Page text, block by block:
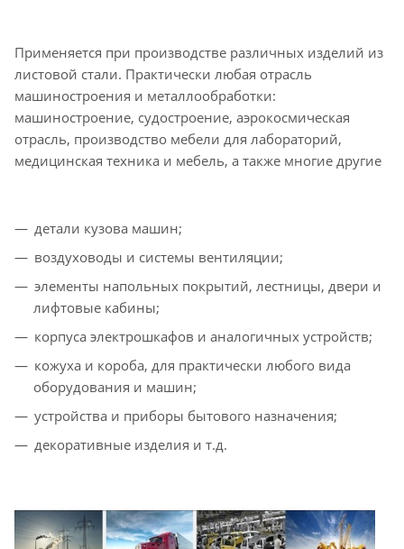
Применяется при производстве различных изделий из
листовой стали. Практически любая отрасль
машиностроения и металлообработки:
машиностроение, судостроение, аэрокосмическая
отрасль, производство мебели для лабораторий,
медицинская техника и мебель, а также многие другие
детали кузова машин;
воздуховоды и системы вентиляции;
элементы напольных покрытий, лестницы, двери и
лифтовые кабины;
корпуса электрошкафов и аналогичных устройств;
кожуха и короба, для практически любого вида
оборудования и машин;
устройства и приборы бытового назначения;
декоративные изделия и т.д.